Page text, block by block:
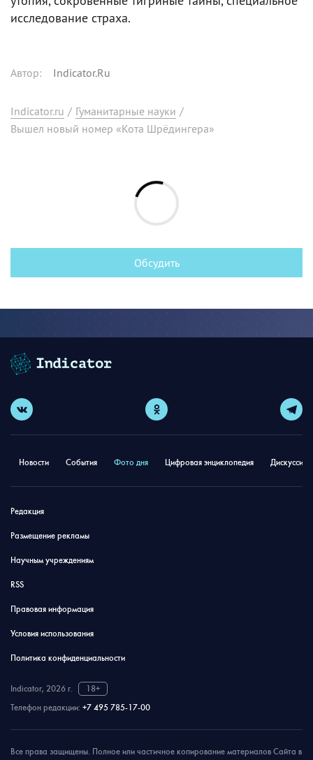
исследование страха.
Автор: Indicator.Ru
Indicator.ru / Гуманитарные науки /
Вышел новый номер «Кота Шрёдингера»
Обсудить
Новости События Фото дня Цифровая энциклопедия
Редакция
Размещение рекламы
Научным учреждениям
RSS
Правовая информация
Условия использования
Политика конфиденциальности
Indicator, 2026 г.
18+
Телефон редакции: +7 495 785-17-00
Все права защищены. Полное или частичное копирование материалов Сайта в